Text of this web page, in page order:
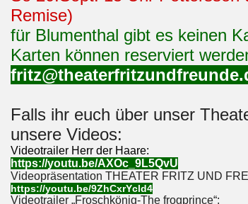
Falls ihr euch über unser
unsere Videos:
Videotrailer Herr der Haare:
https://youtu.be/AXOc_9L5QvU
Videopräsentation THEATER FRITZ UND
https://youtu.be/9ZhCxrYcld4
https://youtu.be/UNjZuFHBO5s
Videotrailer „Pettersson und Findus“:
https://youtu.be/pcwa3WFxeRk
Videotrailer Heidi
https://youtu.be/ZJfn3vdsV4I
Ich wünsche euch viel Spaß
Fritz Weinert Theaterleiter